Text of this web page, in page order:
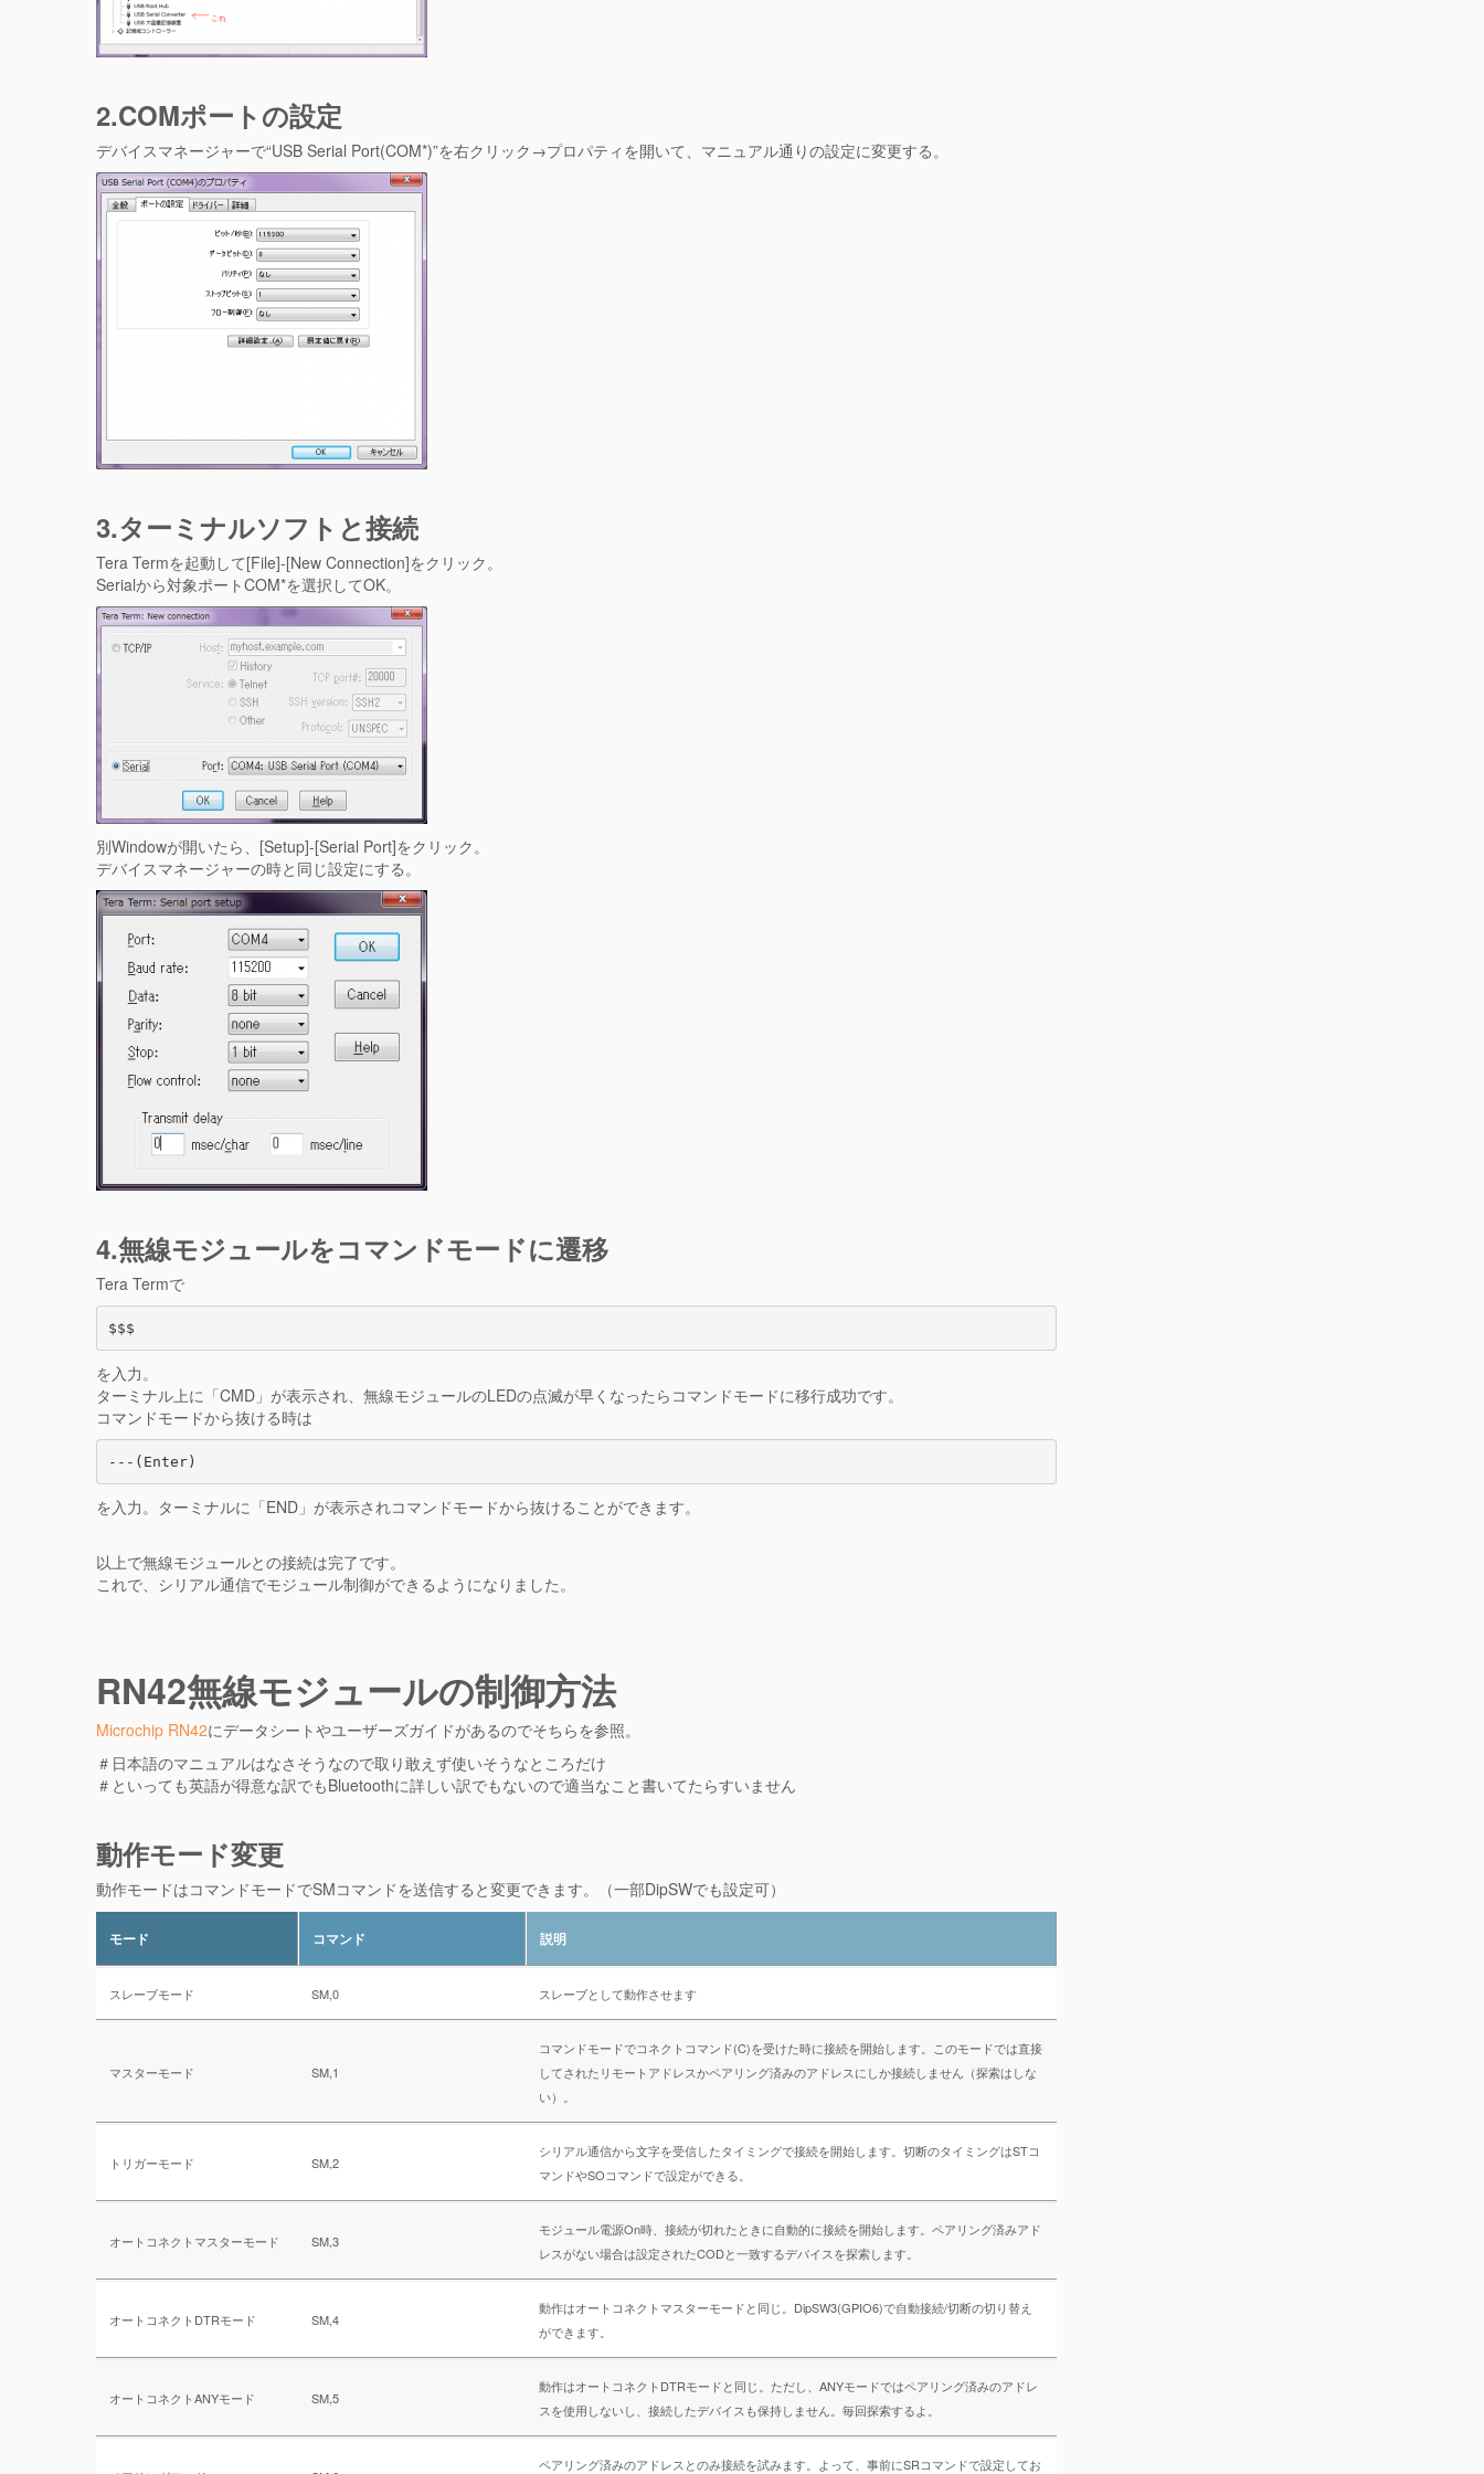
2.COMポートの設定
デバイスマネージャーで“USB Serial Port(COM*)”を右クリック→プロパティを開いて、マニュアル通りの設定に変更する。
3.ターミナルソフトと接続
Tera Termを起動して[File]-[New Connection]をクリック。
Serialから対象ポートCOM*を選択してOK。
別Windowが開いたら、[Setup]-[Serial Port]をクリック。
デバイスマネージャーの時と同じ設定にする。
4.無線モジュールをコマンドモードに遷移
Tera Termで
$$$
を入力。
ターミナル上に「CMD」が表示され、無線モジュールのLEDの点滅が早くなったらコマンドモードに移行成功です。
コマンドモードから抜ける時は
---(Enter)
を入力。ターミナルに「END」が表示されコマンドモードから抜けることができます。
以上で無線モジュールとの接続は完了です。
これで、シリアル通信でモジュール制御ができるようになりました。
RN42無線モジュールの制御方法
Microchip RN42にデータシートやユーザーズガイドがあるのでそちらを参照。
＃日本語のマニュアルはなさそうなので取り敢えず使いそうなところだけ
＃といっても英語が得意な訳でもBluetoothに詳しい訳でもないので適当なこと書いてたらすいません
動作モード変更
動作モードはコマンドモードでSMコマンドを送信すると変更できます。（一部DipSWでも設定可）
モード コマンド 説明
スレーブモード SM,0 スレーブとして動作させます
マスターモード SM,1
コマンドモードでコネクトコマンド(C)を受けた時に接続を開始します。このモードでは直接
してされたリモートアドレスかペアリング済みのアドレスにしか接続しません（探索はしな
い）。
トリガーモード SM,2
シリアル通信から文字を受信したタイミングで接続を開始します。切断のタイミングはSTコ
マンドやSOコマンドで設定ができる。
オートコネクトマスターモード SM,3
モジュール電源On時、接続が切れたときに自動的に接続を開始します。ペアリング済みアド
レスがない場合は設定されたCODと一致するデバイスを探索します。
オートコネクトDTRモード SM,4
動作はオートコネクトマスターモードと同じ。DipSW3(GPIO6)で自動接続/切断の切り替え
ができます。
オートコネクトANYモード SM,5
動作はオートコネクトDTRモードと同じ。ただし、ANYモードではペアリング済みのアドレ
スを使用しないし、接続したデバイスも保持しません。毎回探索するよ。
ペアリング済みのアドレスとのみ接続を試みます。よって、事前にSRコマンドで設定してお